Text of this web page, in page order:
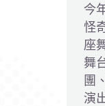
今
怪
座
舞
團
演